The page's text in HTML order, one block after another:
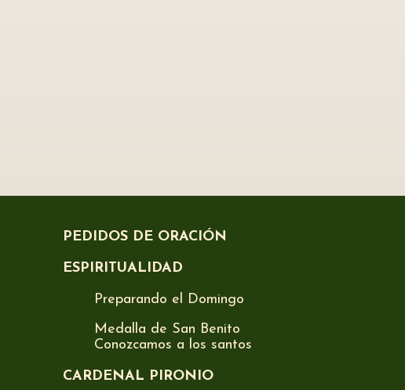
PEDIDOS DE ORACIÓN
ESPIRITUALIDAD
Preparando el Domingo
Medalla de San Benito
Conozcamos a los santos
CARDENAL PIRONIO